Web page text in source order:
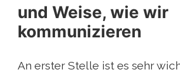
und Weise, wie wir
kommunizieren
An erster Stelle ist es sehr